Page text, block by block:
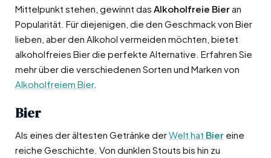
Mittelpunkt stehen, gewinnt das Alkoholfreie Bieran
Popularität. Für diejenigen, die den Geschmack von Bier
lieben, aber den Alkohol vermeiden möchten, bietet
alkoholfreies Bier die perfekte Alternative. Erfahren Sie
mehr über die verschiedenen Sorten und Marken von
Alkoholfreiem Bier.
Bier
Als eines der ältesten Getränke derWelt hat Bier eine
reiche Geschichte. Von dunklen Stouts bis hin zu